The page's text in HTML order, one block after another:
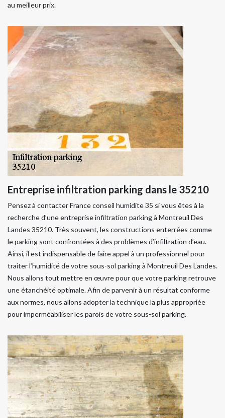
au meilleur prix.
Entreprise infiltration parking dans le 35210
Pensez à contacter France conseil humidite 35 si vous êtes à la
recherche d’une entreprise infiltration parking à Montreuil Des
Landes 35210. Très souvent, les constructions enterrées comme
le parking sont confrontées à des problèmes d’infiltration d’eau.
Ainsi, il est indispensable de faire appel à un professionnel pour
traiter l’humidité de votre sous-sol parking à Montreuil Des Landes.
Nous allons tout mettre en œuvre pour que votre parking retrouve
une étanchéité optimale. Afin de parvenir à un résultat conforme
aux normes, nous allons adopter la technique la plus appropriée
pour imperméabiliser les parois de votre sous-sol parking.